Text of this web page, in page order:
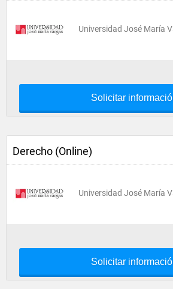
Universidad José María
Solicitar
Derecho (Online)
Universidad José María
Solicitar